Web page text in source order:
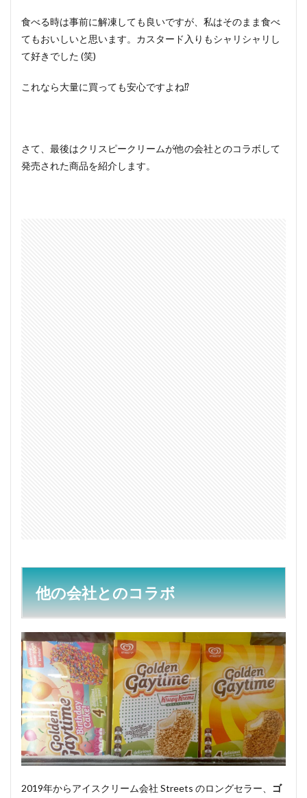
食べる時は事前に解凍しても良いですが、私はそのまま食べ
てもおいしいと思います。カスタード入りもシャリシャリし
て好きでした (笑)
これなら大量に買っても安心ですよね⁉︎
さて、最後はクリスピークリームが他の会社とのコラボして
発売された商品を紹介します。
他の会社とのコラボ
2019年からアイスクリーム会社 Streets のロングセラー、 ゴ